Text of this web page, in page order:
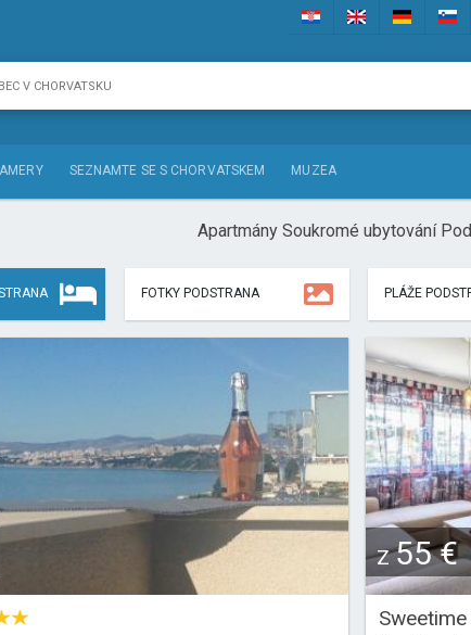
SEZNAMTE SE S CHORVATSKEM MUZEA
Apartmány Soukromé ubytování
FOTKY PODSTRANA PLÁŽE
Z55 €
Sweetime